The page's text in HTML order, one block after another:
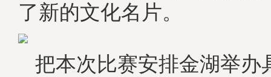
了新的文化名片。
把本次比赛安排金湖举办